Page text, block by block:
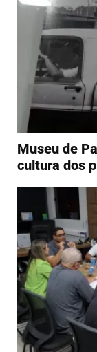
Museu de
cultura dos